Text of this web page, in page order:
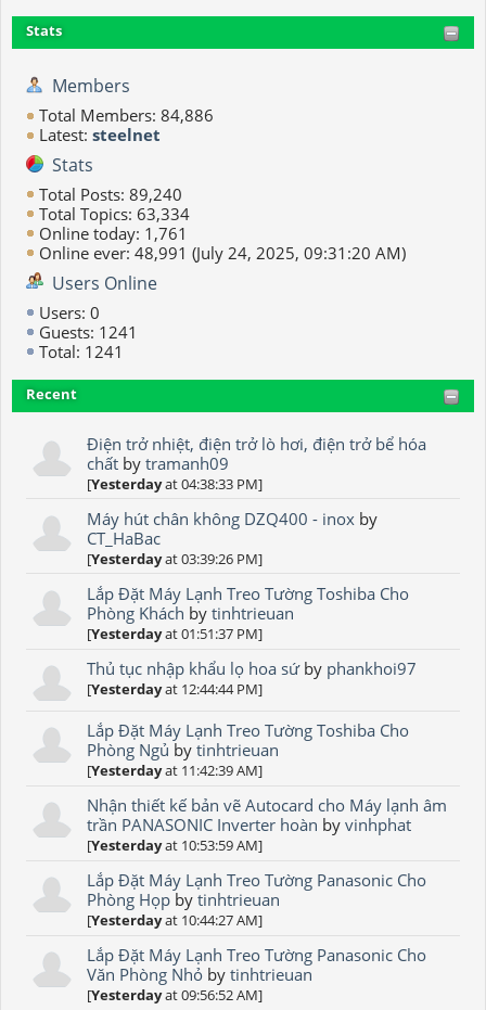
Stats
Members
Total Members: 84,886
Latest: steelnet
Stats
Total Posts: 89,240
Total Topics: 63,334
Online today: 1,761
Online ever: 48,991 (July 24, 2025, 09:31:20 AM)
Users Online
Users: 0
Guests: 1241
Total: 1241
Recent
Điện trở nhiệt, điện trở lò hơi, điện trở bể hóa
chất bytramanh09
[Yesterdayat 04:38:33 PM]
Máy hút chân không DZQ400 - inox by
CT_HaBac
[Yesterdayat 03:39:26 PM]
Lắp Đặt Máy Lạnh Treo Tường Toshiba Cho
Phòng Khách bytinhtrieuan
[Yesterdayat 01:51:37 PM]
Thủ tục nhập khẩu lọ hoa sứby phankhoi97
[Yesterdayat 12:44:44 PM]
Lắp Đặt Máy Lạnh Treo Tường Toshiba Cho
Phòng Ngủ bytinhtrieuan
[Yesterdayat 11:42:39 AM]
Nhận thiết kế bản vẽ Autocard cho Máy lạnh âm
trần PANASONIC Inverter hoàn byvinhphat
[Yesterdayat 10:53:59 AM]
Lắp Đặt Máy Lạnh Treo Tường Panasonic Cho
Phòng Họp bytinhtrieuan
[Yesterdayat 10:44:27 AM]
Lắp Đặt Máy Lạnh Treo Tường Panasonic Cho
Văn Phòng Nhỏ bytinhtrieuan
[Yesterdayat 09:56:52 AM]